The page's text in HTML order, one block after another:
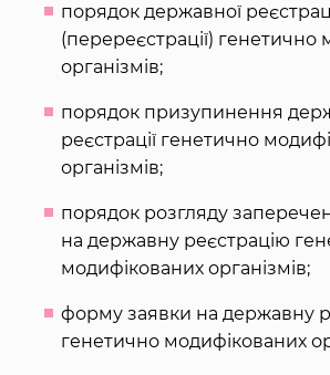
порядок державної
(перереєстрації) генетично
організмів;
порядок призупинення
реєстрації генетично
організмів;
порядок розгляду
на державну реєстрацію
модифікованих організмів;
форму заявки на державну
генетично модифікованих